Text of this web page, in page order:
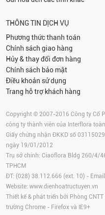
THÔNG TIN DỊCH VỤ
Phương thức thanh toán
Chính sách giao hàng
Hủy & thay đổi đơn hàng
Chính sách bảo mật
Điều khoản sử dụng
Trang hỗ trợ khách hàng
Copyright © 2007-2016 Công ty Cổ
công ty thành viên của Interflora
Giấy chứng nhận ĐKKD số
ngày 19/01/2012
Trụ sở chính: Ciaoflora Bldg 260/4/
TPHCM
ĐT: (028) 38.112.666 (ext. 10) -
Website: www.dienhoatructuyen.vn
Thiết kế & phát triển bởi Phòng
trường Chrome - Firefox và IE9+